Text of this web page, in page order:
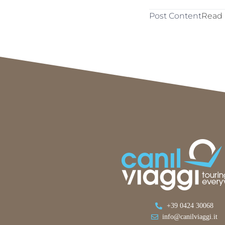
Post ContentRead
+39 0424 30068
info@canilviaggi.it